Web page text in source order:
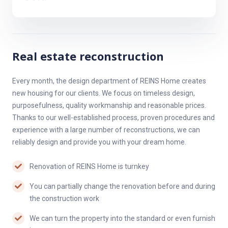
Gorenje (myčka na nádobí, digestoř, 4 indukční plotýnky, trouba)
za zvýhodněnou cenu.
Real estate reconstruction
Every month, the design department of REINS Home creates
new housing for our clients. We focus on timeless design,
purposefulness, quality workmanship and reasonable prices.
Thanks to our well-established process, proven procedures and
experience with a large number of reconstructions, we can
reliably design and provide you with your dream home.
Renovation of REINS Home is turnkey
You can partially change the renovation before and during
the construction work
We can turn the property into the standard or even furnish